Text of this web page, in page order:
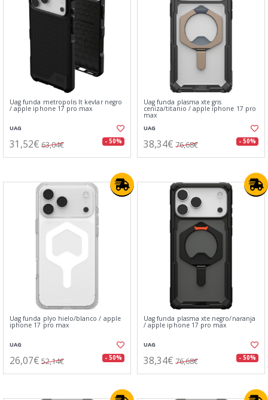
Uag funda metropolis lt kevlar negro
/ apple iphone 17 pro max
UAG
31,52€ 63,04€ - 50%
Uag funda plasma xte ⁣⁢​ ‍ ​ ‍​‍ ​‌​‍​‍‌‍‌ ‌​ ‍‌​‍‍ ​​‌‍​‌​​‍ ‍​ ‍‌‌​​‍‍‌‍ ​‍​​ ‌​‌‍gris
ceniza/titanio / apple iphone 17 pro
max
UAG
38,34€ 76,68€ - 50%
Uag funda plyo hielo/blanco / apple
iphone 17 pro max
UAG
26,07€ 52,14€ - 50%
Uag funda plasma xte ⁣⁢​ ‍ ​ ‍​‍ ​‌​‍​‍‌‍‌ ‌​ ‍‌​‍‍ ​​‌‍​‌​​‍ ‍​ ‍‌‌​​‍‍‌‍ ​‍​​ ‌​‌‍negro/naranja
/ apple iphone 17 pro max
UAG
38,34€ 76,68€ - 50%